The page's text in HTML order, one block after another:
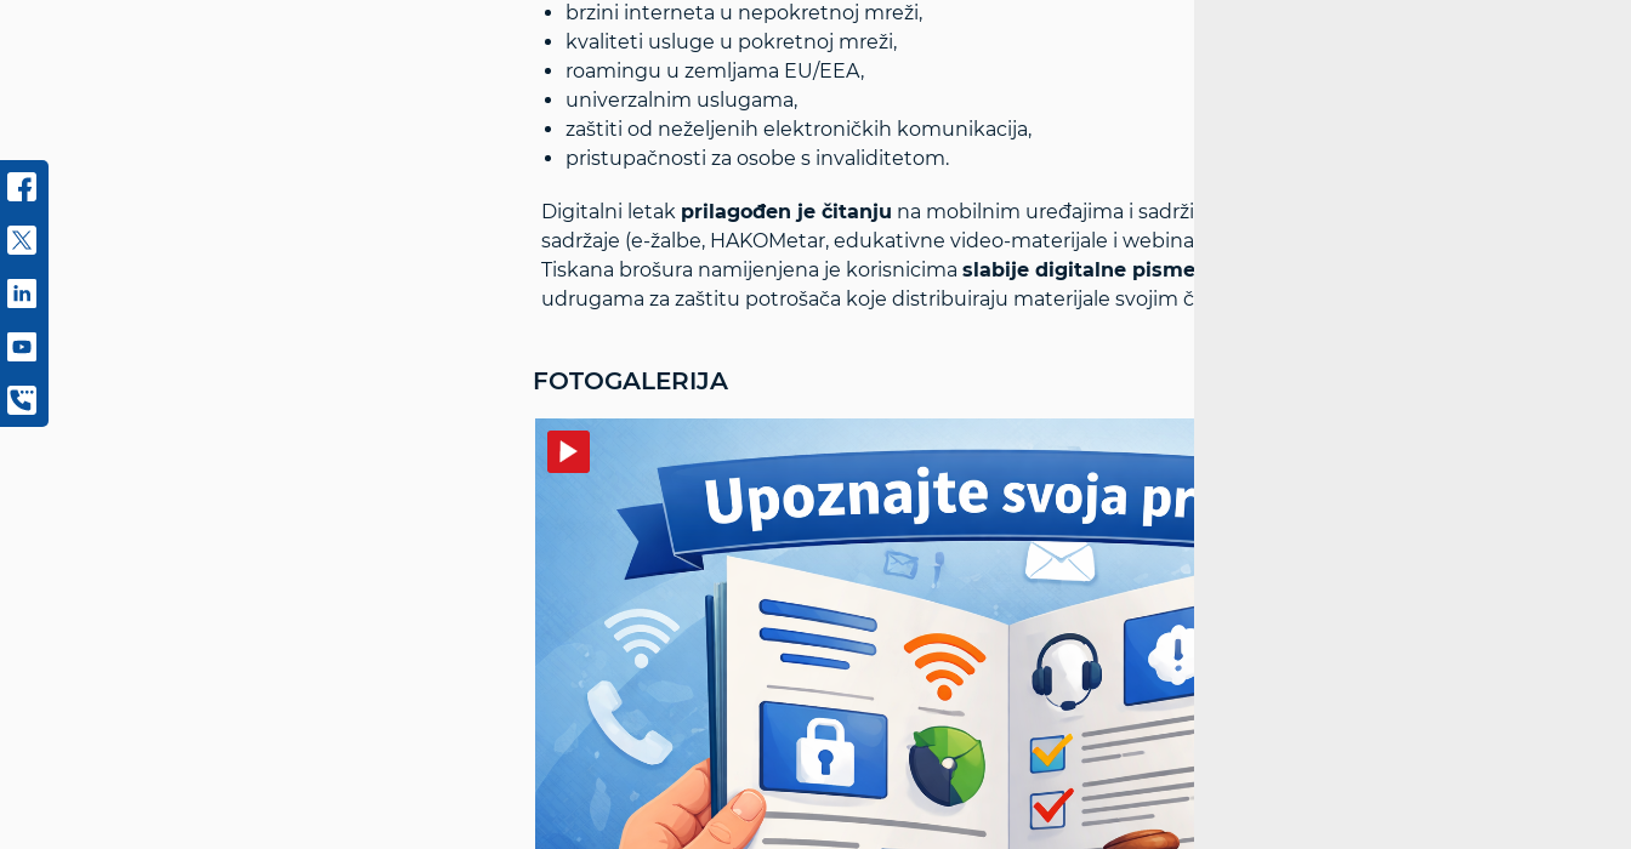
brzini interneta u nepokretnoj mreži,
kvaliteti usluge u pokretnoj mreži,
roamingu u zemljama EU/EEA,
univerzalnim uslugama,
zaštiti od neželjenih elektroničkih komunikacija,
pristupačnosti za osobe s invaliditetom.
Digitalni letak prilagođen je čitanju na mobilnim uređajima i sadrži poveznice na sve relevantne
sadržaje (e‑žalbe, HAKOMetar, edukativne video-materijale i webinare) te je dostupna na
Tiskana brošura namijenjena je korisnicima slabije digitalne pismenosti
udrugama za zaštitu potrošača koje distribuiraju materijale svojim članovima.
FOTOGALERIJA